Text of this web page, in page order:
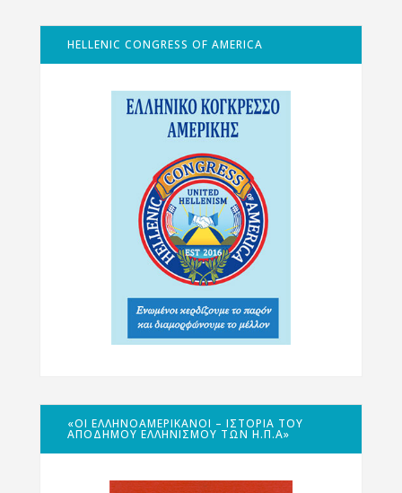
HELLENIC CONGRESS OF AMERICA
«ΟΙ ΕΛΛΗΝΟΑΜΕΡΙΚΑΝΟΊ – ΙΣΤΟΡΊΑ ΤΟΥ
ΑΠΌΔΗΜΟΥ ΕΛΛΗΝΙΣΜΟΎ ΤΩΝ Η.Π.Α»